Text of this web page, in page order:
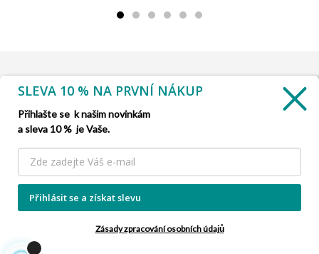
INFORMACE 
SLUŽBA ZÁKAZNÍKŮM
NAŠE NABÍDKY
INFORMACE O FIRMĚ
SLEVA 10 % NA PRVNÍ NÁKUP
Přihlašte se k našim novinkám
a sleva 10 % je Vaše.
Přihlásit se a získat slevu
Zásady zpracování osobních údajů